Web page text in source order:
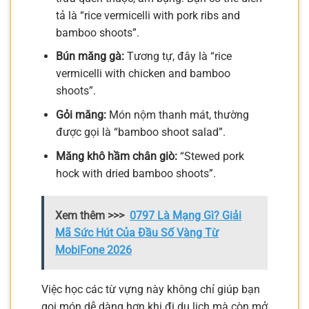
tả là “rice vermicelli with pork ribs and
bamboo shoots”.
Bún măng gà:Tương tự, đây là “rice
vermicelli with chicken and bamboo
shoots”.
Gỏi măng:Món nộm thanh mát, thường
được gọi là “bamboo shoot salad”.
Măng khô hầm chân giò:“Stewed pork
hock with dried bamboo shoots”.
Xem thêm >>> 0797 Là Mạng Gì? Giải
Mã Sức Hút Của Đầu Số Vàng Từ
MobiFone 2026
Việc học các từ vựng này không chỉ giúp bạn